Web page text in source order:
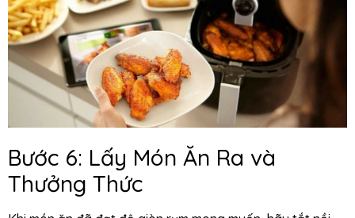
Bước 6: Lấy Món Ăn Ra và
Thưởng Thức